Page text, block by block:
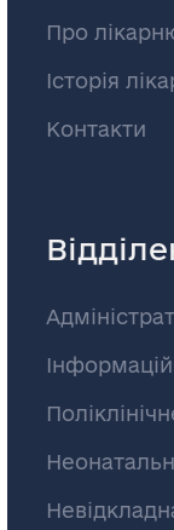
Про
Історія
Контакти